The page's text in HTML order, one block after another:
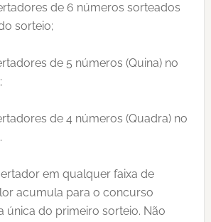
de 6 números sorteados
sorteio;
de 5 números (Quina) no
de 4 números (Quadra) no
em qualquer faixa de
acumula para o concurso
única do primeiro sorteio. Não